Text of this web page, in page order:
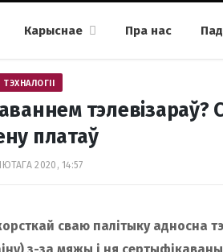
Карыснае Пра нас
ТЭХНАЛОГІІ
платаў
2020, 14:57
сваю палітыку адносна